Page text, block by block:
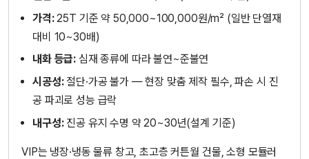
가격:25T 기준 약 50,000~100,000원/m² (일반 단열재
대비 10~30배)
내화 등급: 심재 종류에 따라 불연~준불연
시공성:절단·가공 불가 — 현장 맞춤 제작 필수, 파손 시 진
공 파괴로 성능 급락
내구성:진공 유지 수명 약 20~30년(설계 기준)
VIP는 냉장·냉동 물류 창고, 초고층 커튼월 건물, 소형 모듈러